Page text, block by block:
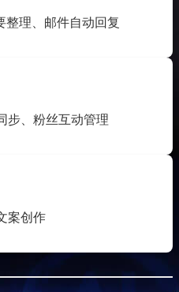
整理、邮件自动回复
步、粉丝互动管理
案创作